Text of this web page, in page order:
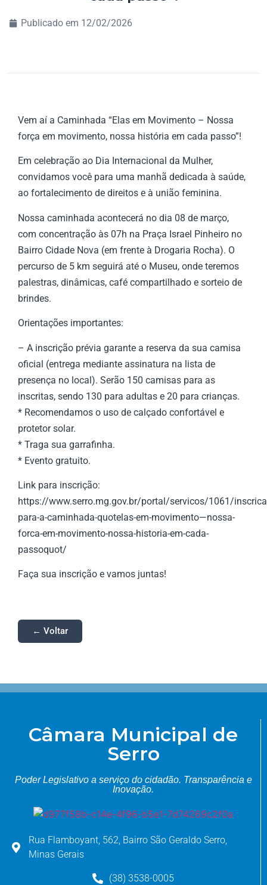
Publicado em 12/02/2026
Vem aí a Caminhada “Elas em Movimento – Nossa
força em movimento, nossa história em cada passo”!
Em celebração ao Dia Internacional da Mulher,
convidamos você para uma manhã dedicada à saúde,
ao fortalecimento de direitos e à união feminina.
Nossa caminhada acontecerá no dia 08 de março,
com concentração às 07h na Praça Israel Pinheiro no
Bairro Cidade Nova (em frente à Drogaria Rocha). O
percurso de 5 km seguirá até o Museu, onde teremos
palestras, dinâmicas, café compartilhado e sorteio de
brindes.
Orientações importantes:
– A inscrição prévia garante a reserva da sua camisa
oficial (entrega mediante assinatura na lista de
presença no local). Serão 150 camisas para as
inscritas, sendo 130 para adultas e 20 para crianças.
* Recomendamos o uso de calçado confortável e
protetor solar.
* Traga sua garrafinha.
* Evento gratuito.
Link para inscrição:
https://www.serro.mg.gov.br/portal/servicos/1061/
para-a-caminhada-quotelas-em-movimento—nossa-
forca-em-movimento-nossa-historia-em-cada-
passoquot/
Faça sua inscrição e vamos juntas!
← Voltar
Câmara Municipal de
Serro
Poder Legislativo a serviço do cidadão. Transparência e
Inovação.
Rua Flamboyant, 562, Bairro São Geraldo Serro,
Minas Gerais
(38) 3538-0005